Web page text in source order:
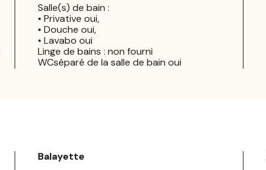
Salle(s) de bain :
• Privative oui,
• Douche oui,
• Lavabo oui
Linge de bains : non fourni
WCséparé de la salle de bain oui
Balayette